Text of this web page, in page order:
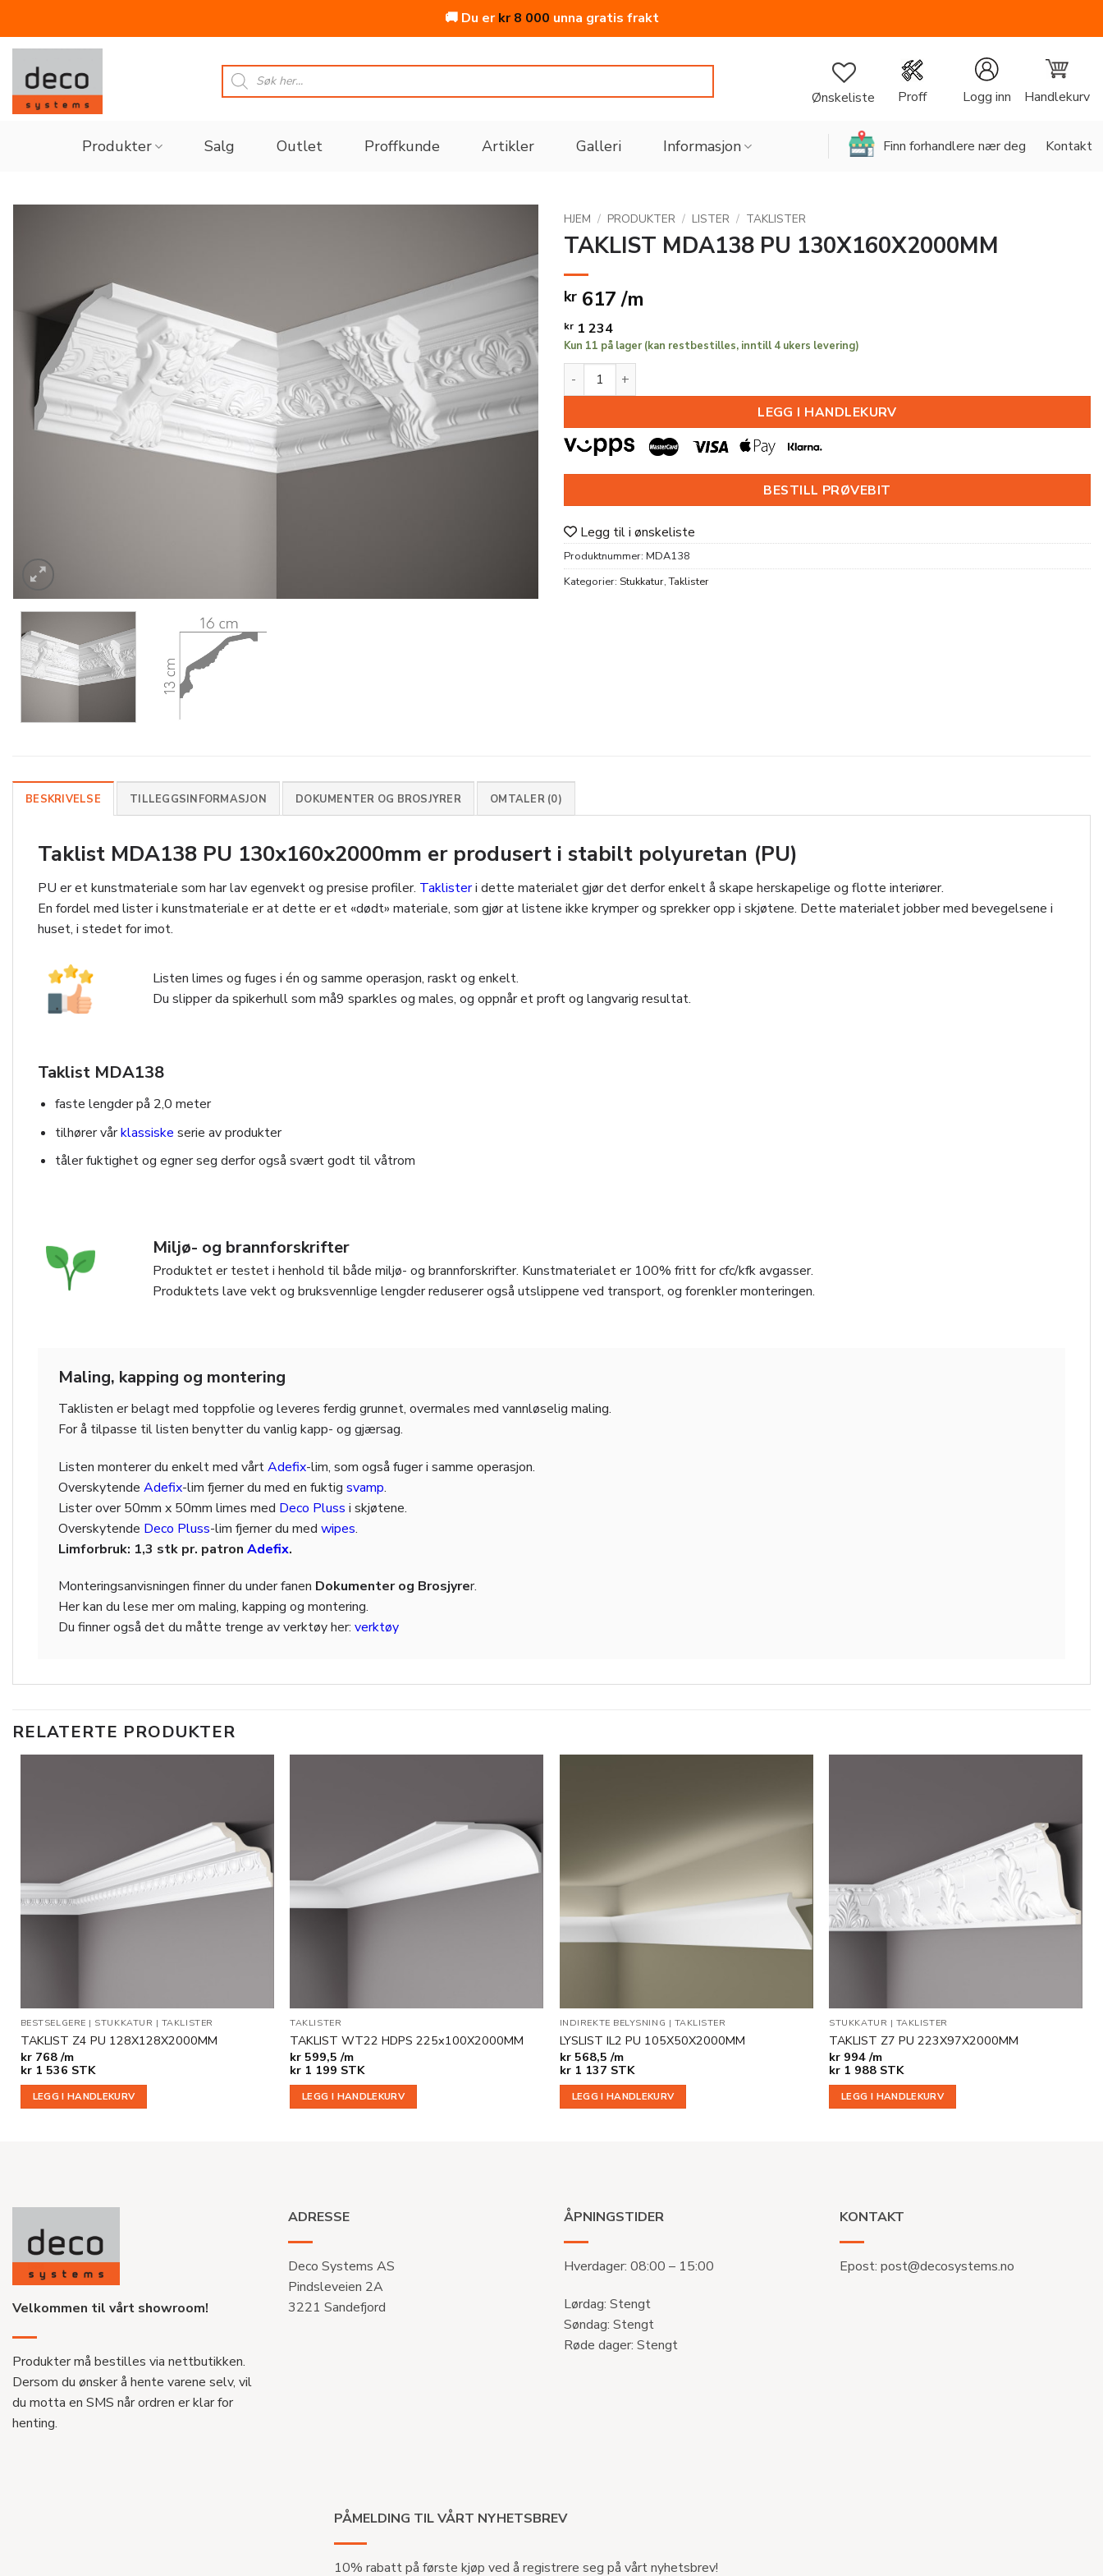
🚚 Du erkr8 000 unna gratis frakt
Skip
content
Products
search
Ønskeliste Proff Logg inn Handlekurv
Produkter Salg Outlet Proffkunde Artikler Galleri Informasjon Finn forhandlere nær deg Kontakt
Legg
ønskeliste
HJEM / PRODUKTER / LISTER / TAKLISTER
TAKLIST MDA138 PU 130X160X2000MM
kr 617 /m
kr 1 234
Kun 11 på lager (kan restbestilles, inntill 4 ukers levering)
TAKLIST MDA138 PU 130X160X2000MM antall
LEGG I HANDLEKURV
BESTILL PRØVEBIT
Legg til i ønskeliste
Produktnummer: MDA138
Kategorier: Stukkatur,Taklister
BESKRIVELSE TILLEGGSINFORMASJON DOKUMENTER OG BROSJYRER OMTALER (0)
Taklist MDA138 PU 130x160x2000mm er produsert i stabilt polyuretan (PU)
PU er et kunstmateriale som har lav egenvekt og presise profiler. Taklisteri dette materialet gjør det derfor enkelt å skape herskapelige og flotte interiører.
En fordel med lister i kunstmateriale er at dette er et «dødt» materiale, som gjør at listene ikke krymper og sprekker opp i skjøtene. Dette materialet jobber med bevegelsene i
huset, i stedet for imot.
Listen limes og fuges i én og samme operasjon, raskt og enkelt.
Du slipper da spikerhull som må9 sparkles og males, og oppnår et proft og langvarig resultat.
Taklist MDA138
faste lengder på 2,0 meter
tilhører vårklassiske serie av produkter
tåler fuktighet og egner seg derfor også svært godt til våtrom
Miljø- og brannforskrifter
Produktet er testet i henhold til både miljø- og brannforskrifter. Kunstmaterialet er 100% fritt for cfc/kfk avgasser.
Produktets lave vekt og bruksvennlige lengder reduserer også utslippene ved transport, og forenkler monteringen.
Maling, kapping og montering
Taklisten er belagt med toppfolie og leveres ferdig grunnet, overmales med vannløselig maling.
For å tilpasse til listen benytter du vanlig kapp- og gjærsag.
Listen monterer du enkelt med vårtAdefix-lim, som også fuger i samme operasjon.
Overskytende Adefix-lim fjerner du med en fuktig svamp.
Lister over 50mm x 50mm limes med Deco Pluss i skjøtene.
Overskytende Deco Pluss-lim fjerner du med wipes.
Limforbruk: 1,3 stk pr. patron Adefix.
Monteringsanvisningen finner du under fanen Dokumenter og Brosjyrer.
Her kan du lese mer om maling, kapping og montering.
Du finner også det du måtte trenge av verktøy her: verktøy
RELATERTE PRODUKTER
i
ønskeliste
BESTSELGERE | STUKKATUR | TAKLISTER
TAKLIST Z4 PU 128X128X2000MM
kr768 /m
kr1 536 STK
LEGG I HANDLEKURV
i
ønskeliste
TAKLISTER
TAKLIST WT22 HDPS 225x100X2000MM
kr 599,5 /m
kr 1 199 STK
LEGG I HANDLEKURV
INDIREKTE BELYSNING | TAKLISTER
LYSLIST IL2 PU 105X50X2000MM
kr568,5 /m
kr1 137 STK
LEGG I HANDLEKURV
i
ønskeliste
STUKKATUR | TAKLISTER
TAKLIST Z7 PU 223X97X2000MM
kr 994 /m
kr 1 988 STK
LEGG I HANDLEKURV
Velkommen til vårt showroom!
Produkter må bestilles via nettbutikken.
Dersom du ønsker å hente varene selv, vil
du motta en SMS når ordren er klar for
henting.
ADRESSE
Deco Systems AS
Pindsleveien 2A
3221 Sandefjord
ÅPNINGSTIDER
Hverdager: 08:00 – 15:00
Lørdag: Stengt
Søndag: Stengt
Røde dager: Stengt
KONTAKT
Epost: post@decosystems.no
PÅMELDING TIL VÅRT NYHETSBREV
10% rabatt på første kjøp ved å registrere seg på vårt nyhetsbrev!